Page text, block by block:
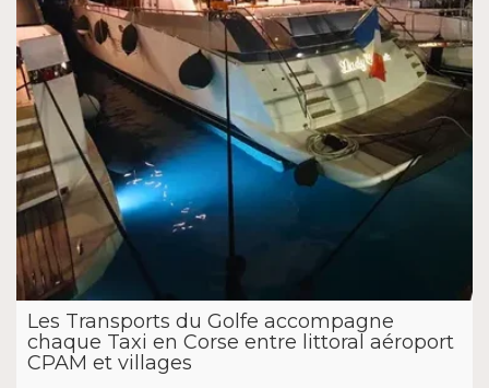
Les Transports du Golfe accompagne
chaque Taxi en Corse entre littoral aéroport
CPAM et villages